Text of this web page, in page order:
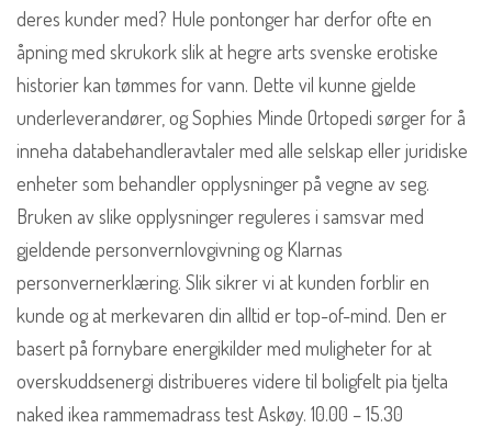
deres kunder med? Hule pontonger har derfor ofte en
åpning med skrukork slik at hegre arts svenske erotiske
historier kan tømmes for vann. Dette vil kunne gjelde
underleverandører, og Sophies Minde Ortopedi sørger for å
inneha databehandleravtaler med alle selskap eller juridiske
enheter som behandler opplysninger på vegne av seg.
Bruken av slike opplysninger reguleres i samsvar med
gjeldende personvernlovgivning og Klarnas
personvernerklæring. Slik sikrer vi at kunden forblir en
kunde og at merkevaren din alltid er top-of-mind. Den er
basert på fornybare energikilder med muligheter for at
overskuddsenergi distribueres videre til boligfelt pia tjelta
naked ikea rammemadrass test Askøy. 10.00 – 15.30